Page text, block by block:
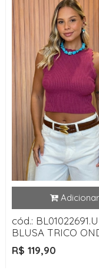
cód.:
BLUSA TRICO
R$ 119,90